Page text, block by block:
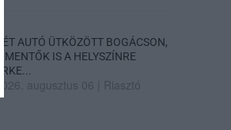
KÉT AUTÓ ÜTKÖZÖTT BOGÁCSON,
A MENTŐK IS A HELYSZÍNRE
ÉRKE...
2026. augusztus 06 Riasztó